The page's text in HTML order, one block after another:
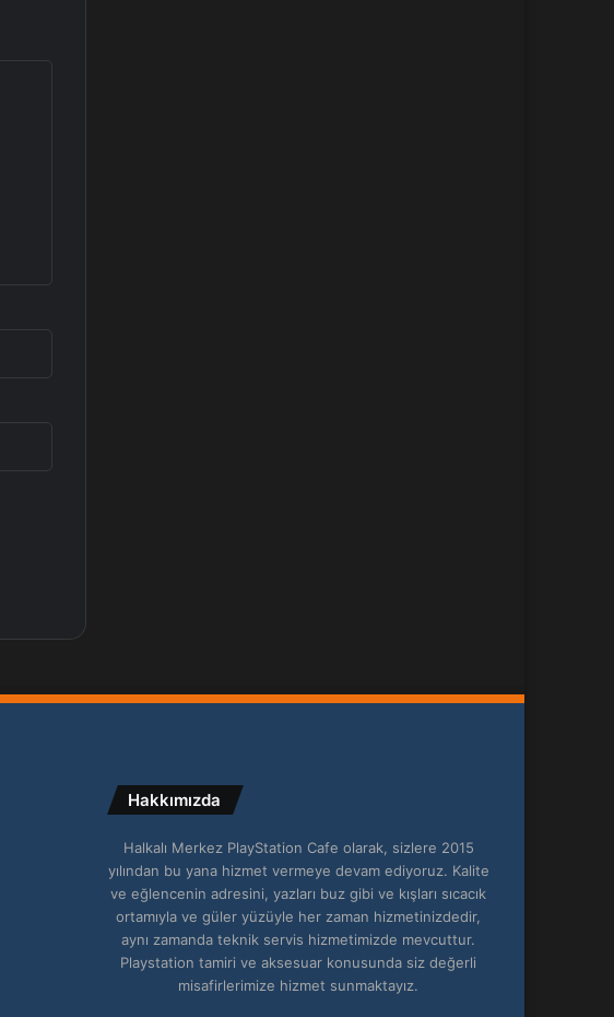
Hakkımızda
Halkalı Merkez PlayStation Cafe olarak, sizlere 2015
yılından bu yana hizmet vermeye devam ediyoruz. Kalite
ve eğlencenin adresini, yazları buz gibi ve kışları sıcacık
ortamıyla ve güler yüzüyle her zaman hizmetinizdedir,
aynı zamanda teknik servis hizmetimizde mevcuttur.
Playstation tamiri ve aksesuar konusunda siz değerli
misafirlerimize hizmet sunmaktayız.